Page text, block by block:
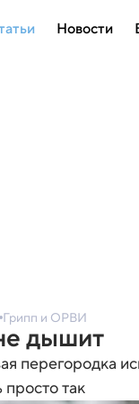
Новости
Грипп и ОРВИ
дышит
перегородка
просто так